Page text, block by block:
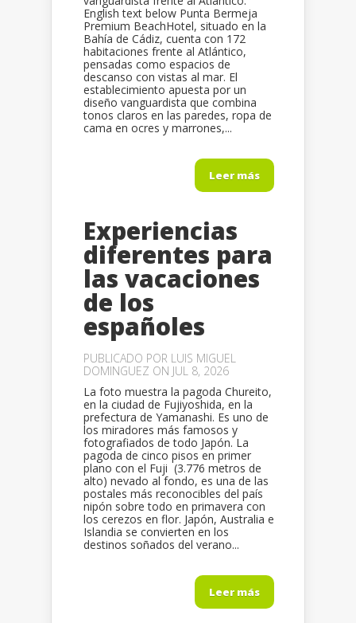
English text below Punta Bermeja
Premium BeachHotel, situado en la
Bahía de Cádiz, cuenta con 172
habitaciones frente al Atlántico,
pensadas como espacios de
descanso con vistas al mar. El
establecimiento apuesta por un
diseño vanguardista que combina
tonos claros en las paredes, ropa de
cama en ocres y marrones,...
Leer más
Experiencias
diferentes para
las vacaciones
de los
españoles
PUBLICADO POR LUIS MIGUEL
DOMINGUEZ ON JUL 8, 2026
La foto muestra la pagoda Chureito,
en la ciudad de Fujiyoshida, en la
prefectura de Yamanashi. Es uno de
los miradores más famosos y
fotografiados de todo Japón. La
pagoda de cinco pisos en primer
plano con el Fuji (3.776 metros de
alto) nevado al fondo, es una de las
postales más reconocibles del país
nipón sobre todo en primavera con
los cerezos en flor. Japón, Australia e
Islandia se convierten en los
destinos soñados del verano...
Leer más